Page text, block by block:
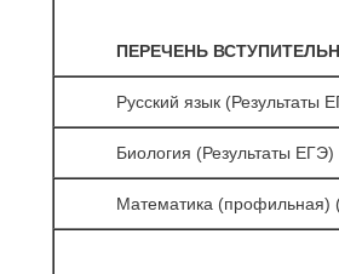
ПЕРЕЧЕНЬ
Русский язык (Результаты
Биология (Результаты ЕГЭ)
Математика (профильная)